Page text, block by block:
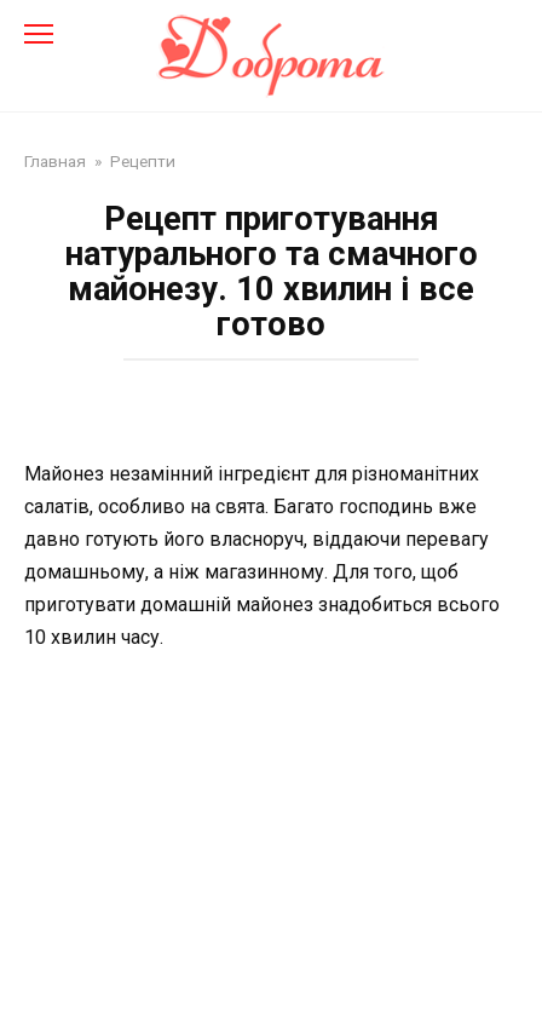
Главная » Рецепти
Рецепт приготування
натурального та смачного
майонезу. 10 хвилин і все
готово
Майонез незамінний інгредієнт для різноманітних
салатів, особливо на свята. Багато господинь вже
давно готують його власноруч, віддаючи перевагу
домашньому, а ніж магазинному. Для того, щоб
приготувати домашній майонез знадобиться всього
10 хвилин часу.